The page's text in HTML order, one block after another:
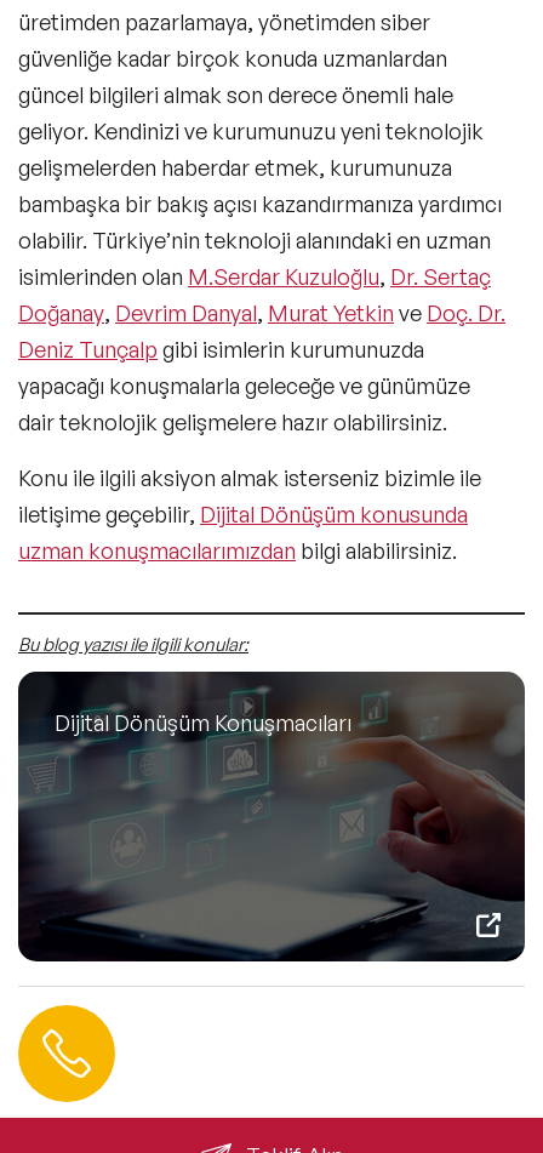
üretimden pazarlamaya, yönetimden siber
güvenliğe kadar birçok konuda uzmanlardan
güncel bilgileri almak son derece önemli hale
geliyor. Kendinizi ve kurumunuzu yeni teknolojik
gelişmelerden haberdar etmek, kurumunuza
bambaşka bir bakış açısı kazandırmanıza yardımcı
olabilir. Türkiye’nin teknoloji alanındaki en uzman
isimlerinden olan M.Serdar Kuzuloğlu, Dr. Sertaç
Doğanay, Devrim Danyal, Murat Yetkin ve Doç. Dr.
Deniz Tunçalp gibi isimlerin kurumunuzda
yapacağı konuşmalarla geleceğe ve günümüze
dair teknolojik gelişmelere hazır olabilirsiniz.
Konu ile ilgili aksiyon almak isterseniz bizimle ile
iletişime geçebilir, Dijital Dönüşüm konusunda
uzman konuşmacılarımızdan bilgi alabilirsiniz.
Bu blog yazısı ile ilgili konular:
Dijital Dönüşüm Konuşmacıları